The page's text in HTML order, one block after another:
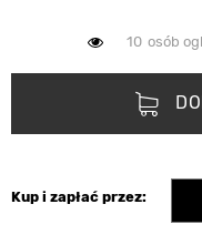
10 osób
Kup i zapłać przez: